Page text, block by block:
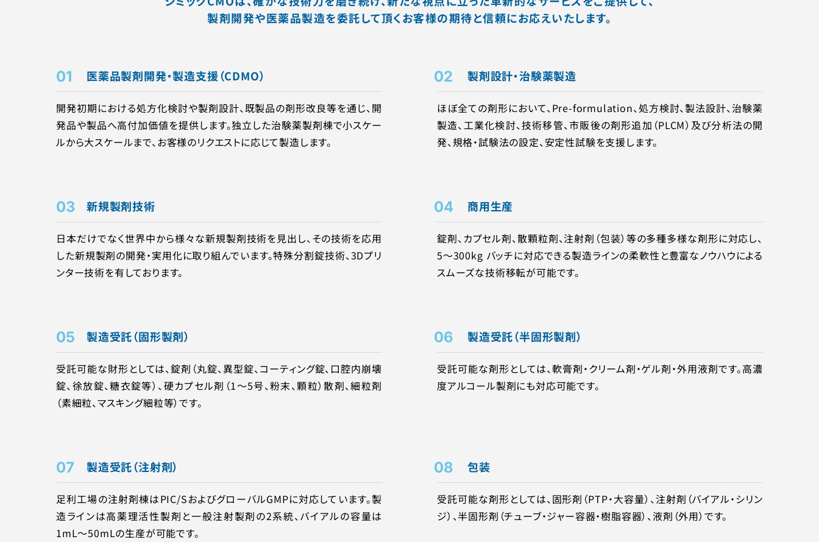
製剤開発や医薬品製造を委託して頂くお客様の期待と信頼にお応えいたします。
01 医薬品製剤開発・製造支援（CDMO）
開発初期における処⽅化検討や製剤設計、既製品の剤形改良等を通じ、開
発品や製品へ高付加価値を提供します。独⽴した治験薬製剤棟で⼩スケー
ルから⼤スケールまで、お客様のリクエストに応じて製造します。
02 製剤設計・治験薬製造
ほぼ全ての剤形において、Pre-formulation、処⽅検討、製法設計、治験薬
製造、⼯業化検討、技術移管、市販後の剤形追加（PLCM）及び分析法の開
発、規格・試験法の設定、安定性試験を支援します。
03 新規製剤技術
日本だけでなく世界中から様々な新規製剤技術を見出し、その技術を応用
した新規製剤の開発・実用化に取り組んでいます。特殊分割錠技術、3Dプリ
ンター技術を有しております。
04 商用生産
錠剤、カプセル剤、散顆粒剤、注射剤（包装）等の多種多様な剤形に対応し、
5～300kg バッチに対応できる製造ラインの柔軟性と豊富なノウハウによる
スムーズな技術移転が可能です。
05 製造受託（固形製剤）
受託可能な財形としては、錠剤（丸錠、異型錠、コーティング錠、⼝腔内崩壊
錠、徐放錠、糖⾐錠等）、硬カプセル剤（1～5号、粉末、顆粒）散剤、細粒剤
（素細粒、マスキング細粒等）です。
06 製造受託（半固形製剤）
受託可能な剤形としては、軟膏剤・クリーム剤・ゲル剤・外用液剤です。高濃
度アルコール製剤にも対応可能です。
07 製造受託（注射剤）
足利工場の注射剤棟はPIC/SおよびグローバルGMPに対応しています。製
造ラインは高薬理活性製剤と一般注射製剤の2系統、バイアルの容量は
1mL～50mLの生産が可能です。
08 包装
受託可能な剤形としては、固形剤（PTP・大容量）、注射剤（バイアル・シリン
ジ）、半固形剤（チューブ・ジャー容器・樹脂容器）、液剤（外用）です。